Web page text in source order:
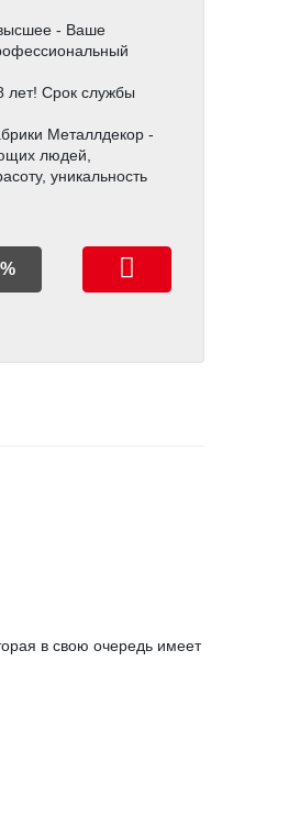
- Ваше
лет! Срок службы
Металлдекор -
людей,
уникальность
в свою очередь имеет